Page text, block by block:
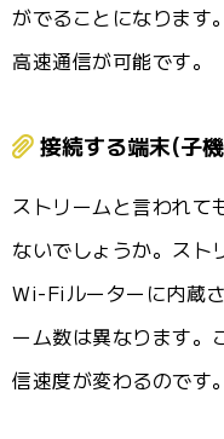
がでることになります
高速通信が可能です。
接続する端末(子
ストリームと言われて
ないでしょうか。スト
Wi-Fiルーターに内蔵
ーム数は異なります。
信速度が変わるのです。